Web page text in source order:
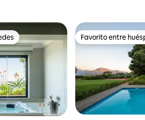
Favorito entre
Favorito entre